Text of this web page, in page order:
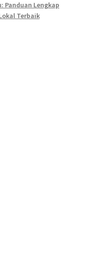
Panduan Lengkap
Terbaik